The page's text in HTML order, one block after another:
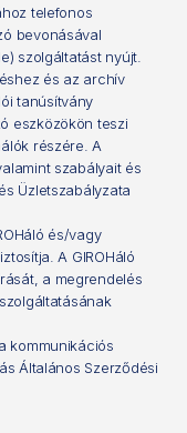
telefonos
bevonásával
szolgáltatást nyújt.
és az archív
tanúsítvány
eszközökön teszi
részére. A
szabályait és
Üzletszabályzata
és/vagy
A GIROHáló
a megrendelés
kommunikációs
Általános Szerződési